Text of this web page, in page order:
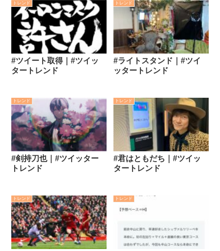
トレンド
#ツイート取得｜#ツイッ
タートレンド
トレンド
#ライトスタンド｜#ツイ
ッタートレンド
トレンド
#剣持刀也｜#ツイッター
トレンド
トレンド
#君はともだち｜#ツイッ
タートレンド
トレンド トレンド